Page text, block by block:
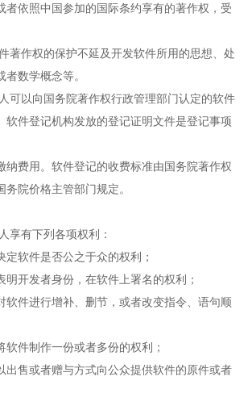
者依照中国参加的国际条约享有的著作权，受
著作权的保护不延及开发软件所用的思想、处
者数学概念等。
可以向国务院著作权行政管理部门认定的软件
软件登记机构发放的登记证明文件是登记事项
纳费用。软件登记的收费标准由国务院著作权
务院价格主管部门规定。
享有下列各项权利：
定软件是否公之于众的权利；
明开发者身份，在软件上署名的权利；
软件进行增补、删节，或者改变指令、语句顺
软件制作一份或者多份的权利；
出售或者赠与方式向公众提供软件的原件或者